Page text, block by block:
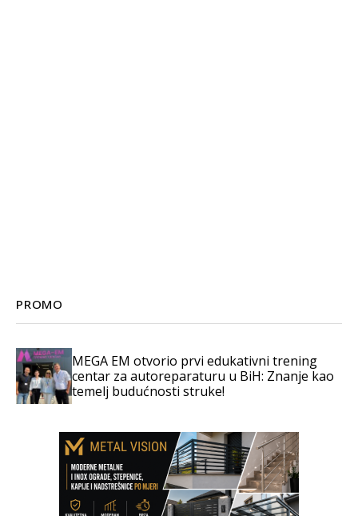
PROMO
MEGA EM otvorio prvi edukativni trening
centar za autoreparaturu u BiH: Znanje kao
temelj budućnosti struke!